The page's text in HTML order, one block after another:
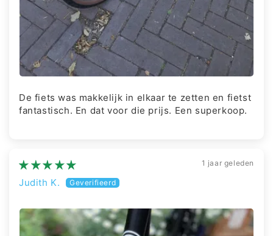
De fiets was makkelijk in elkaar te zetten en fietst
fantastisch. En dat voor die prijs. Een superkoop.
1 jaar geleden
Judith K.